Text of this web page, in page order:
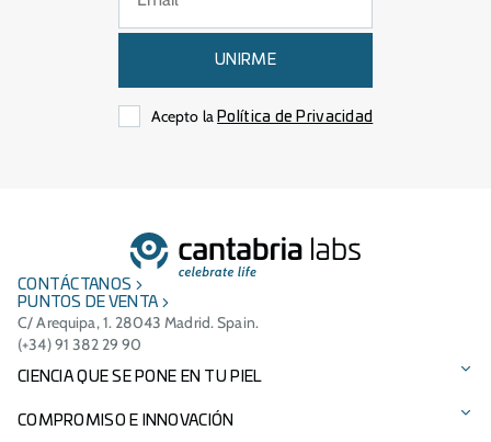
UNIRME
Acepto laPolítica de Privacidad
CONTÁCTANOS
PUNTOS DE VENTA
C/ Arequipa, 1. 28043 Madrid. Spain.
(+34) 91 382 29 90
CIENCIA QUE SE PONE EN TU PIEL
Protección solar
COMPROMISO E INNOVACIÓN